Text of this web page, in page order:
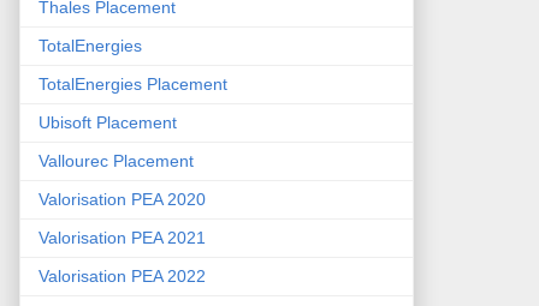
Thales Placement
TotalEnergies
TotalEnergies Placement
Ubisoft Placement
Vallourec Placement
Valorisation PEA 2020
Valorisation PEA 2021
Valorisation PEA 2022